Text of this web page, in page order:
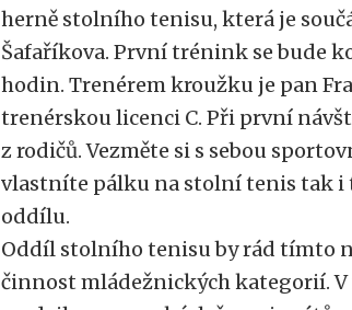
herně stolního tenisu, která je
Šafaříkova. První trénink se bude
hodin. Trenérem kroužku je pan
trenérskou licenci C. Při první
z rodičů. Vezměte si s sebou
vlastníte pálku na stolní tenis tak i
oddílu.
Oddíl stolního tenisu by rád tímto
činnost mládežnických kategorií.